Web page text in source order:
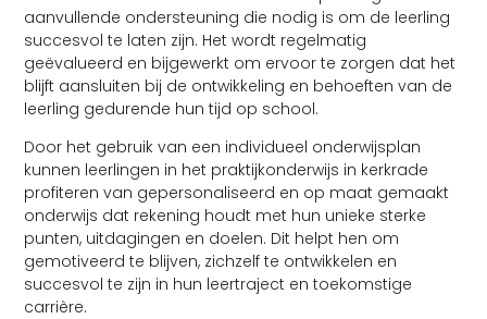
aanvullende ondersteuning die nodig is om de leerling
succesvol te laten zijn. Het wordt regelmatig
geëvalueerd en bijgewerkt om ervoor te zorgen dat het
blijft aansluiten bij de ontwikkeling en behoeften van de
leerling gedurende hun tijd op school.
Door het gebruik van een individueel onderwijsplan
kunnen leerlingen in het praktijkonderwijs in kerkrade
profiteren van gepersonaliseerd en op maat gemaakt
onderwijs dat rekening houdt met hun unieke sterke
punten, uitdagingen en doelen. Dit helpt hen om
gemotiveerd te blijven, zichzelf te ontwikkelen en
succesvol te zijn in hun leertraject en toekomstige
carrière.